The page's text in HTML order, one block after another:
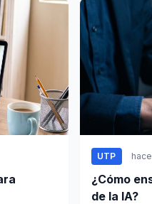
UTP
¿Cómo
de la IA?